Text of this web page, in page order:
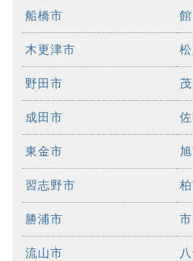
船橋市
木更津市
野田市
成田市
東金市
習志野市
勝浦市
流山市